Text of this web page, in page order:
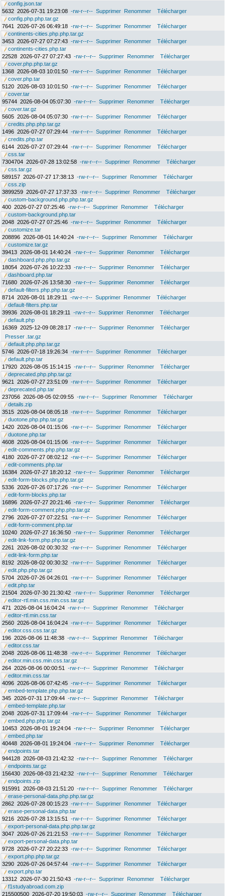
config.json.tar
5632 2026-07-31 19:23:08 -rw-r--r-- Supprimer Renommer
Télécharger
config.php.php.tar.gz
7641
2026-07-26 06:49:18 -rw-r--r-- Supprimer Renommer
Télécharger
continents-cities.php.php.tar.gz
3453 2026-07-27 07:27:43 -rw-r--r-- Supprimer Renommer
Télécharger
continents-cities.php.tar
22528 2026-07-27 07:27:43 -rw-r--r-- Supprimer Renommer
Télécharger
cover.php.php.tar.gz
1368 2026-08-03 10:01:50 -rw-r--r-- Supprimer Renommer
Télécharger
cover.php.tar
5120 2026-08-03 10:01:50 -rw-r--r-- Supprimer Renommer
Télécharger
cover.tar
95744 2026-08-04 05:07:30 -rw-r--r-- Supprimer Renommer
Télécharger
cover.tar.gz
5605 2026-08-04 05:07:30 -rw-r--r-- Supprimer Renommer
Télécharger
credits.php.php.tar.gz
1496 2026-07-27 07:29:44 -rw-r--r-- Supprimer Renommer
Télécharger
credits.php.tar
6144 2026-07-27 07:29:44 -rw-r--r-- Supprimer Renommer
Télécharger
css.tar
7304704 2026-07-28 13:02:58 -rw-r--r-- Supprimer Renommer
Télécharger
css.tar.gz
589157 2026-07-27 17:38:13 -rw-r--r-- Supprimer Renommer
Télécharger
css.zip
3899259 2026-07-27 17:37:33 -rw-r--r-- Supprimer Renommer
Télécharger
custom-background.php.php.tar.gz
400 2026-07-27 07:25:46 -rw-r--r-- Supprimer Renommer
Télécharger
custom-background.php.tar
2048 2026-07-27 07:25:46 -rw-r--r-- Supprimer Renommer
Télécharger
customize.tar
208896 2026-08-01 14:40:24 -rw-r--r-- Supprimer Renommer
Télécharger
customize.tar.gz
39413 2026-08-01 14:40:24 -rw-r--r-- Supprimer Renommer
Télécharger
dashboard.php.php.tar.gz
18054 2026-07-26 10:22:33 -rw-r--r-- Supprimer Renommer
Télécharger
dashboard.php.tar
71680 2026-07-26 13:58:30 -rw-r--r-- Supprimer Renommer
Télécharger
default-filters.php.php.tar.gz
8714 2026-08-01 18:29:11 -rw-r--r-- Supprimer Renommer
Télécharger
default-filters.php.tar
39936 2026-08-01 18:29:11 -rw-r--r-- Supprimer Renommer
Télécharger
default.php
16369 2025-12-09 08:28:17 -rw-r--r-- Supprimer Renommer
Télécharger
Presser .tar.gz
default.php.php.tar.gz
5746 2026-07-18 19:26:34 -rw-r--r-- Supprimer Renommer
Télécharger
default.php.tar
17920 2026-08-05 15:14:15 -rw-r--r-- Supprimer Renommer
Télécharger
deprecated.php.php.tar.gz
9621
2026-07-27 23:51:09 -rw-r--r-- Supprimer Renommer
Télécharger
deprecated.php.tar
237056 2026-08-05 02:09:55 -rw-r--r-- Supprimer Renommer
Télécharger
details.zip
3515 2026-08-04 08:05:18 -rw-r--r-- Supprimer Renommer
Télécharger
duotone.php.php.tar.gz
1420 2026-08-04 01:15:06 -rw-r--r-- Supprimer Renommer
Télécharger
duotone.php.tar
4608 2026-08-04 01:15:06 -rw-r--r-- Supprimer Renommer
Télécharger
edit-comments.php.php.tar.gz
4180 2026-07-27 08:02:12 -rw-r--r-- Supprimer Renommer
Télécharger
edit-comments.php.tar
16384 2026-07-27 18:20:12 -rw-r--r-- Supprimer Renommer
Télécharger
edit-form-blocks.php.php.tar.gz
5336 2026-07-26 07:17:26 -rw-r--r-- Supprimer Renommer
Télécharger
edit-form-blocks.php.tar
16896 2026-07-27 20:21:46 -rw-r--r-- Supprimer Renommer
Télécharger
edit-form-comment.php.php.tar.gz
2796 2026-07-27 07:22:51 -rw-r--r-- Supprimer Renommer
Télécharger
edit-form-comment.php.tar
10240 2026-07-27 16:36:50 -rw-r--r-- Supprimer Renommer
Télécharger
edit-link-form.php.php.tar.gz
2261
2026-08-02 00:30:32 -rw-r--r-- Supprimer Renommer
Télécharger
edit-link-form.php.tar
8192 2026-08-02 00:30:32 -rw-r--r-- Supprimer Renommer
Télécharger
edit.php.php.tar.gz
5704 2026-07-26 04:26:01 -rw-r--r-- Supprimer Renommer
Télécharger
edit.php.tar
21504 2026-07-30 21:30:42 -rw-r--r-- Supprimer Renommer
Télécharger
editor-rtl.min.css.min.css.tar.gz
471
2026-08-04 16:04:24 -rw-r--r-- Supprimer Renommer
Télécharger
editor-rtl.min.css.tar
2560 2026-08-04 16:04:24 -rw-r--r-- Supprimer Renommer
Télécharger
editor.css.css.tar.gz
196 2026-08-06 11:48:38 -rw-r--r-- Supprimer Renommer
Télécharger
editor.css.tar
2048 2026-08-06 11:48:38 -rw-r--r-- Supprimer Renommer
Télécharger
editor.min.css.min.css.tar.gz
264 2026-08-06 00:00:51 -rw-r--r-- Supprimer Renommer
Télécharger
editor.min.css.tar
4096 2026-08-06 07:42:45 -rw-r--r-- Supprimer Renommer
Télécharger
embed-template.php.php.tar.gz
345 2026-07-31 17:09:44 -rw-r--r-- Supprimer Renommer
Télécharger
embed-template.php.tar
2048 2026-07-31 17:09:44 -rw-r--r-- Supprimer Renommer
Télécharger
embed.php.php.tar.gz
10453 2026-08-01 19:24:04 -rw-r--r-- Supprimer Renommer
Télécharger
embed.php.tar
40448 2026-08-01 19:24:04 -rw-r--r-- Supprimer Renommer
Télécharger
endpoints.tar
944128 2026-08-03 21:42:32 -rw-r--r-- Supprimer Renommer
Télécharger
endpoints.tar.gz
156430 2026-08-03 21:42:32 -rw-r--r-- Supprimer Renommer
Télécharger
endpoints.zip
915991
2026-08-03 21:51:20 -rw-r--r-- Supprimer Renommer
Télécharger
erase-personal-data.php.php.tar.gz
2862 2026-07-28 00:15:23 -rw-r--r-- Supprimer Renommer
Télécharger
erase-personal-data.php.tar
9216 2026-07-28 13:15:51 -rw-r--r-- Supprimer Renommer
Télécharger
export-personal-data.php.php.tar.gz
3047 2026-07-26 21:21:53 -rw-r--r-- Supprimer Renommer
Télécharger
export-personal-data.php.tar
9728 2026-07-27 20:22:33 -rw-r--r-- Supprimer Renommer
Télécharger
export.php.php.tar.gz
3290 2026-07-26 04:57:44 -rw-r--r-- Supprimer Renommer
Télécharger
export.php.tar
13312 2026-07-30 21:50:43 -rw-r--r-- Supprimer Renommer
Télécharger
f1studyabroad.com.zip
215500500 2026-07-20 19:50:03 -rw-r--r-- Supprimer Renommer Télécharger